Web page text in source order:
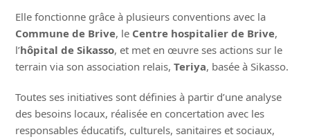
Elle fonctionne grâce à plusieurs conventions avec la
Commune de Brive, le Centre hospitalier de Brive,
l’hôpital de Sikasso, et met en œuvre ses actions sur le
terrain via son association relais,Teriya, basée à Sikasso.
Toutes ses initiatives sont définies à partir d’une analyse
des besoins locaux, réalisée en concertation avec les
responsables éducatifs, culturels, sanitaires et sociaux,